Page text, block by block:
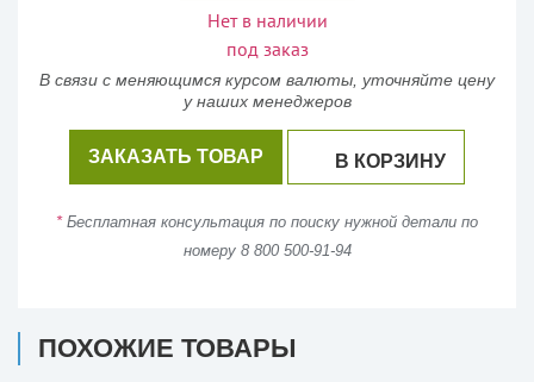
Нет в наличии
под заказ
В связи с меняющимся курсом валюты, уточняйте цену
у наших менеджеров
ЗАКАЗАТЬ ТОВАР В КОРЗИНУ
*Бесплатная консультация по поиску нужной детали по
номеру 8 800 500-91-94
ПОХОЖИЕ ТОВАРЫ